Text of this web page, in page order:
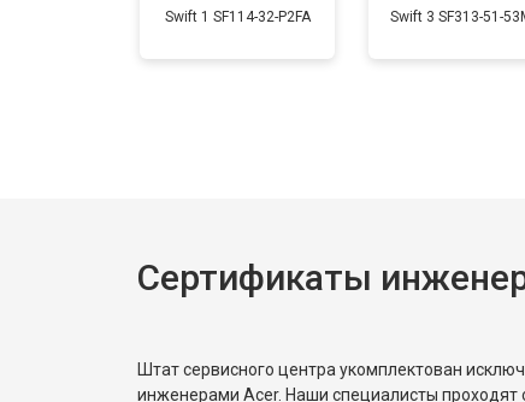
Замена матрицы
Swift 1 SF114-32-P2FA Swift 3 SF313-51-
Сертификаты
Штат сервисного центра укомплектован
инженерами Acer. Наши специалисты проходят